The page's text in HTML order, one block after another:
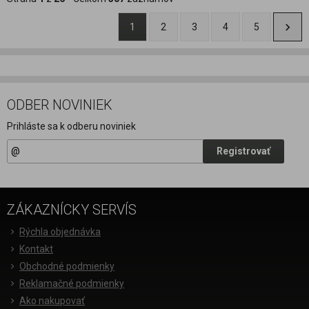
1 2 3 4 5
ODBER NOVINIEK
Prihláste sa k odberu noviniek
Registrovať
ZÁKAZNÍCKY SERVÍS
Rýchla objednávka
Kontakt
Obchodné podmienky
Reklamačné podmienky
Ako nakupovať